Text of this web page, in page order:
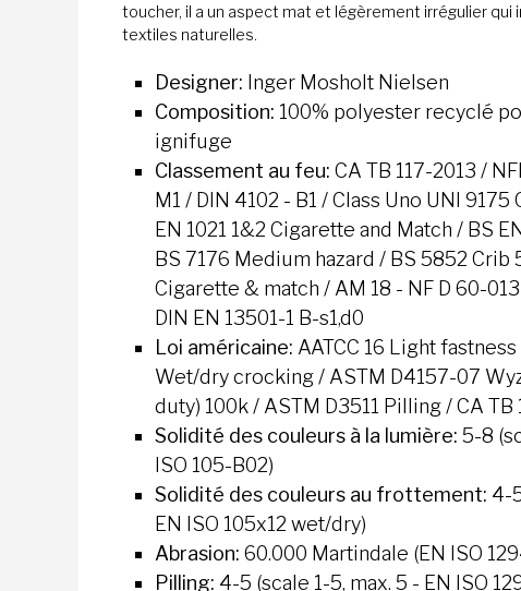
toucher, il a un aspect mat et légèrement irrégulier
textiles naturelles.
Designer: Inger Mosholt Nielsen
Composition: 100% polyester recyclé
ignifuge
Classement au feu: CA TB 117-2013 /
M1 / DIN 4102 - B1 / Class Uno UNI 9175
EN 1021 1&2 Cigarette and Match / BS
BS 7176 Medium hazard / BS 5852 Crib
Cigarette & match / AM 18 - NF D 60-
DIN EN 13501-1 B-s1,d0
Loi américaine: AATCC 16 Light fastness
Wet/dry crocking / ASTM D4157-07
duty) 100k / ASTM D3511 Pilling / CA TB
Solidité des couleurs à la lumière: 5-8
ISO 105-B02)
Solidité des couleurs au frottement: 4-
EN ISO 105x12 wet/dry)
Abrasion: 60.000 Martindale (EN ISO
Pilling: 4-5 (scale 1-5, max. 5 - EN ISO